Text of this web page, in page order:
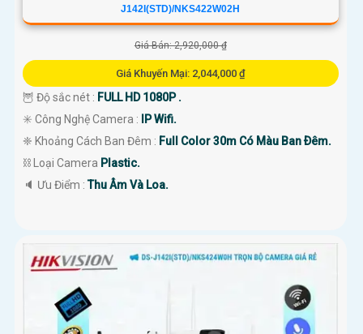
J142I(STD)/NKS422W02H
Giá Bán: 2,920,000 ₫
Giá Khuyến Mại: 2,044,000 ₫
🦉 Độ sắc nét : FULL HD 1080P .
✳️ Công Nghệ Camera :
IP Wifi.
❈ Khoảng Cách Ban Đêm : Full Color 30m Có Màu Ban Ðêm.
⛓ Loại Camera Plastic.
️🔈 Ưu Điểm :Thu Âm Và Loa.